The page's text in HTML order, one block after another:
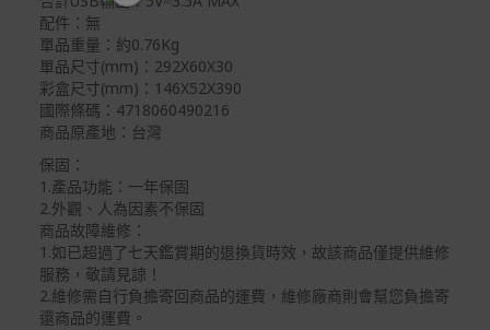
配件：無
單品重量：約0.76Kg
單品尺寸(mm)：292X60X30
彩盒尺寸(mm)：146X52X390
國際條碼：4718060490216
商品原產地：台灣
保固：
1.產品功能：一年保固
2.外觀、人為因素不保固
商品故障維修：
1.如已超過了七天鑑賞期的退換貨時效，故該商品僅提供維修
服務，敬請見諒！
2.維修需自行負擔寄回商品的運費，維修廠商則會幫您負擔寄
還商品的運費。